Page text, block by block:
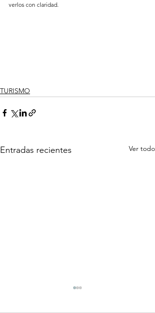
verlos con claridad.
TURISMO
Entradas recientes Ver todo